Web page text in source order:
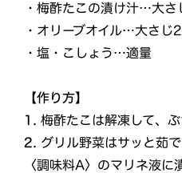
・梅酢たこの漬け汁…大さ
・オリーブオイル…大さじ2
・塩・こしょう…適量
【作り方】
1. 梅酢たこは解凍して、ぶ
2. グリル野菜はサッと茹
〈調味料A〉のマリネ液に